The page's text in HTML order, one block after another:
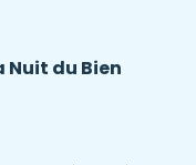
Nuit du Bien